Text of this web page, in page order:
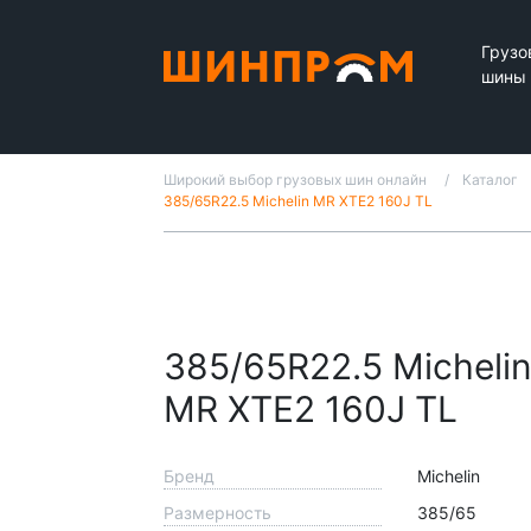
шины
Широкий выбор грузовых шин онлайн
Каталог
385/65R22.5 Michelin MR XTE2 160J TL
385/65R22.5 Michelin
MR XTE2 160J TL
Бренд
Michelin
Размерность
385/65